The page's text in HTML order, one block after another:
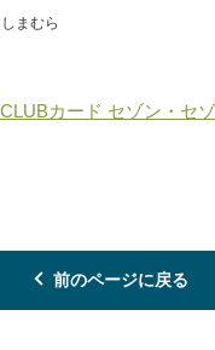
まむら
カード セゾン・セ
前のページに戻る